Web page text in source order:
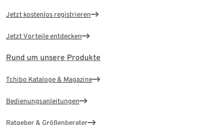
Jetzt kostenlos registrieren
Jetzt Vorteile entdecken
Rund um unsere Produkte
Tchibo Kataloge & Magazine
Bedienungsanleitungen
Ratgeber & Größenberater